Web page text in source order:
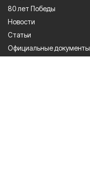
80 лет Победы
Новости
Статьи
Официальные документы